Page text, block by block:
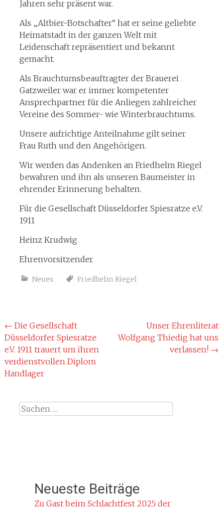
Jahren sehr präsent war.
Als „Altbier-Botschafter“ hat er seine geliebte
Heimatstadt in der ganzen Welt mit
Leidenschaft repräsentiert und bekannt
gemacht.
Als Brauchtumsbeauftragter der Brauerei
Gatzweiler war er immer kompetenter
Ansprechpartner für die Anliegen zahlreicher
Vereine des Sommer- wie Winterbrauchtums.
Unsere aufrichtige Anteilnahme gilt seiner
Frau Ruth und den Angehörigen.
Wir werden das Andenken an Friedhelm Riegel
bewahren und ihn als unseren Baumeister in
ehrender Erinnerung behalten.
Für die Gesellschaft Düsseldorfer Spiesratze e.V.
1911
Heinz Krudwig
Ehrenvorsitzender
Neues Friedhelm Riegel
Beitragsnavigation
← Die Gesellschaft
Düsseldorfer Spiesratze
e.V. 1911 trauert um ihren
verdienstvollen Diplom
Handlager
Unser Ehrenliterat
Wolfgang Thiedig hat uns
verlassen! →
Suche
Neueste Beiträge
Zu Gast beim Schlachtfest 2025 der